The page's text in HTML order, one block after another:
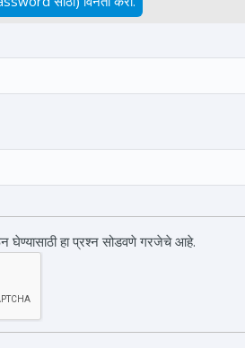
घेण्यासाठी हा प्रश्न सोडवणे गरजेचे आहे.